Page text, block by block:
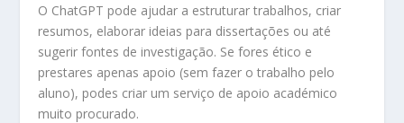
O ChatGPT pode ajudar a estruturar trabalhos, criar
resumos, elaborar ideias para dissertações ou até
sugerir fontes de investigação. Se fores ético e
prestares apenas apoio (sem fazer o trabalho pelo
aluno), podes criar um serviço de apoio académico
muito procurado.